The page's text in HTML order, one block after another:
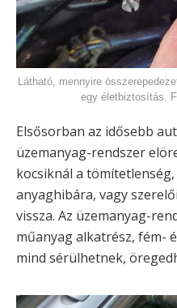
Látható, mennyire
egy életbiztosítás.
Elsősorban az idősebb
üzemanyag-rendszer
kocsiknál a
anyaghibára, vagy
vissza. Az üzemanyag-
műanyag alkatrész, fém-
mind sérülhetnek,